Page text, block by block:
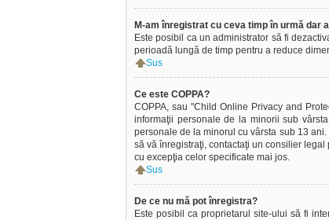
M-am înregistrat cu ceva timp în urmă dar
Este posibil ca un administrator să fi
perioadă lungă de timp pentru a reduce
Sus
Ce este COPPA?
COPPA, sau "Child Online Privacy and
informaţii personale de la minorii sub
personale de la minorul cu vârsta sub 13
să vă înregistraţi, contactaţi un consilier
cu excepţia celor specificate mai jos.
Sus
De ce nu mă pot înregistra?
Este posibil ca proprietarul site-ului să fi